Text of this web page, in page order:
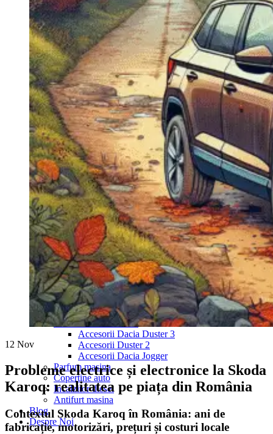
Navigație Ford Transit
Mercedes
Navigație Mercedes C Class W203
Navigație Mercedes C Class W204
Navigație Mercedes W203
Navigație Mercedes W204
Navigație Mercedes W211
Navigație Mercedes Sprinter
Passat
Navigație Passat B5
Navigație Passat B5 5
Navigație Passat B6
Navigație Passat B7
Navigație Passat B8
Navigație Passat CC
Skoda
Navigație Skoda Fabia 1
Navigație Skoda Fabia 2
Navigație Skoda Octavia 1
Navigație Skoda Octavia 2
Navigație Skoda Octavia 3
Navigație Skoda Rapid
Navigație Skoda Superb 1
Navigație Skoda Superb 2
Navigație Toyota Avensis T25
Portbagaj Plafon Auto
Sub 350 Litri
Peste 350 Litri
Peste 450 litri
Accesorii auto masina
Accesorii Dacia Duster 3
Accesorii Duster 2
Accesorii Dacia Jogger
Parfum masina
Copertine auto
Incalzitor diesel
Antifurt masina
Blog
Despre Noi
12 Nov
Probleme electrice și electronice la Skoda
Karoq: realitatea pe piața din România
Contextul Skoda Karoq în România: ani de
fabricație, motorizări, prețuri și costuri locale